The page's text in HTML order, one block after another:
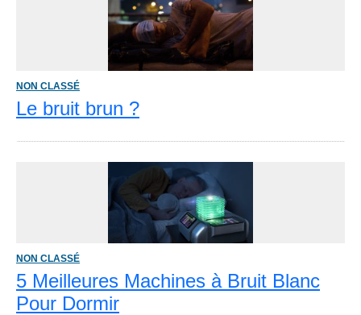
NON CLASSÉ
Le bruit brun ?
NON CLASSÉ
5 Meilleures Machines à Bruit Blanc
Pour Dormir